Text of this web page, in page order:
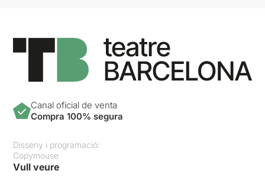
Canal oficial de venta
Compra 100% segura
Disseny i programació:
Copymouse
Vull veure